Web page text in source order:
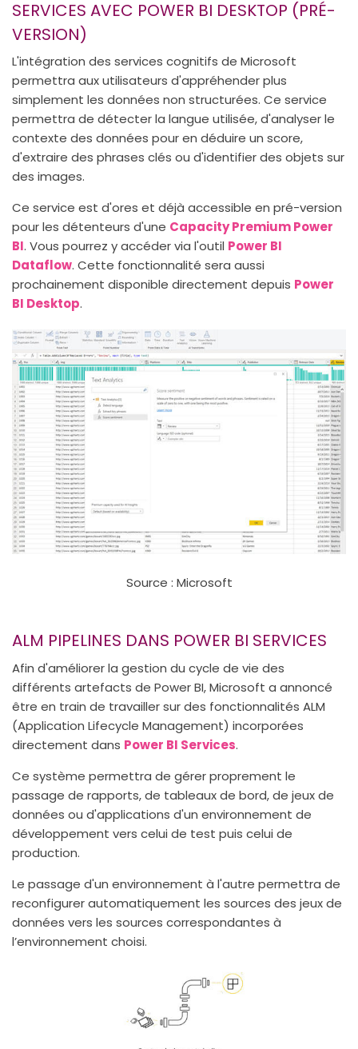
SERVICES AVEC POWER BI DESKTOP (PRÉ-
VERSION)
L'intégration des services cognitifs de Microsoft
permettra aux utilisateurs d'appréhender plus
simplement les données non structurées. Ce service
permettra de détecter la langue utilisée, d'analyser le
contexte des données pour en déduire un score,
d'extraire des phrases clés ou d'identifier des objets sur
des images.
Ce service est d'ores et déjà accessible en pré-version
pour les détenteurs d'une Capacity Premium Power
BI. Vous pourrez y accéder via l'outil Power BI
Dataflow. Cette fonctionnalité sera aussi
prochainement disponible directement depuis Power
BI Desktop.
Source : Microsoft
ALM PIPELINES DANS POWER BI SERVICES
Afin d'améliorer la gestion du cycle de vie des
différents artefacts de Power BI, Microsoft a annoncé
être en train de travailler sur des fonctionnalités ALM
(Application Lifecycle Management) incorporées
directement dans Power BI Services.
Ce système permettra de gérer proprement le
passage de rapports, de tableaux de bord, de jeux de
données ou d'applications d'un environnement de
développement vers celui de test puis celui de
production.
Le passage d'un environnement à l'autre permettra de
reconfigurer automatiquement les sources des jeux de
données vers les sources correspondantes à
l’environnement choisi.